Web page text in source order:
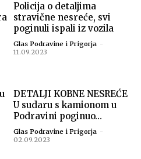
Policija o detaljima
stravične nesreće, svi
poginuli ispali iz vozila
Glas Podravine i Prigorja -
11.09.2023
DETALJI KOBNE NESREĆE
U sudaru s kamionom u
Podravini poginuo…
Glas Podravine i Prigorja -
02.09.2023